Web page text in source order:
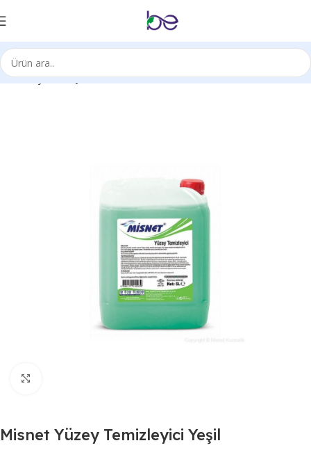
Ana Sayfa Kimyasal Ürünleri
Misnet Yüzey Temizleyici Yeşil